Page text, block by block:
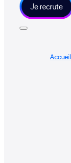
Je recrute
Accueil